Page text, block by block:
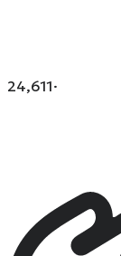
24,611·